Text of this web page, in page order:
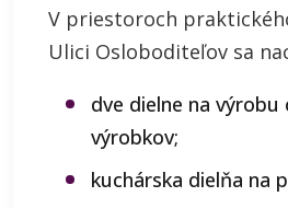
V priestoroch
Ulici Osloboditeľov sa
dve dielne na výrobu
výrobkov;
kuchárska dielňa na